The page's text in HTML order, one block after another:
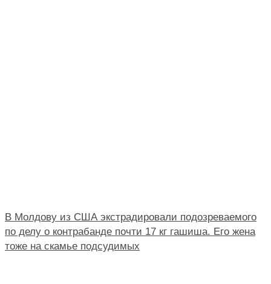
В Молдову из США экстрадировали подозреваемого
по делу о контрабанде почти 17 кг гашиша. Его жена
тоже на скамье подсудимых